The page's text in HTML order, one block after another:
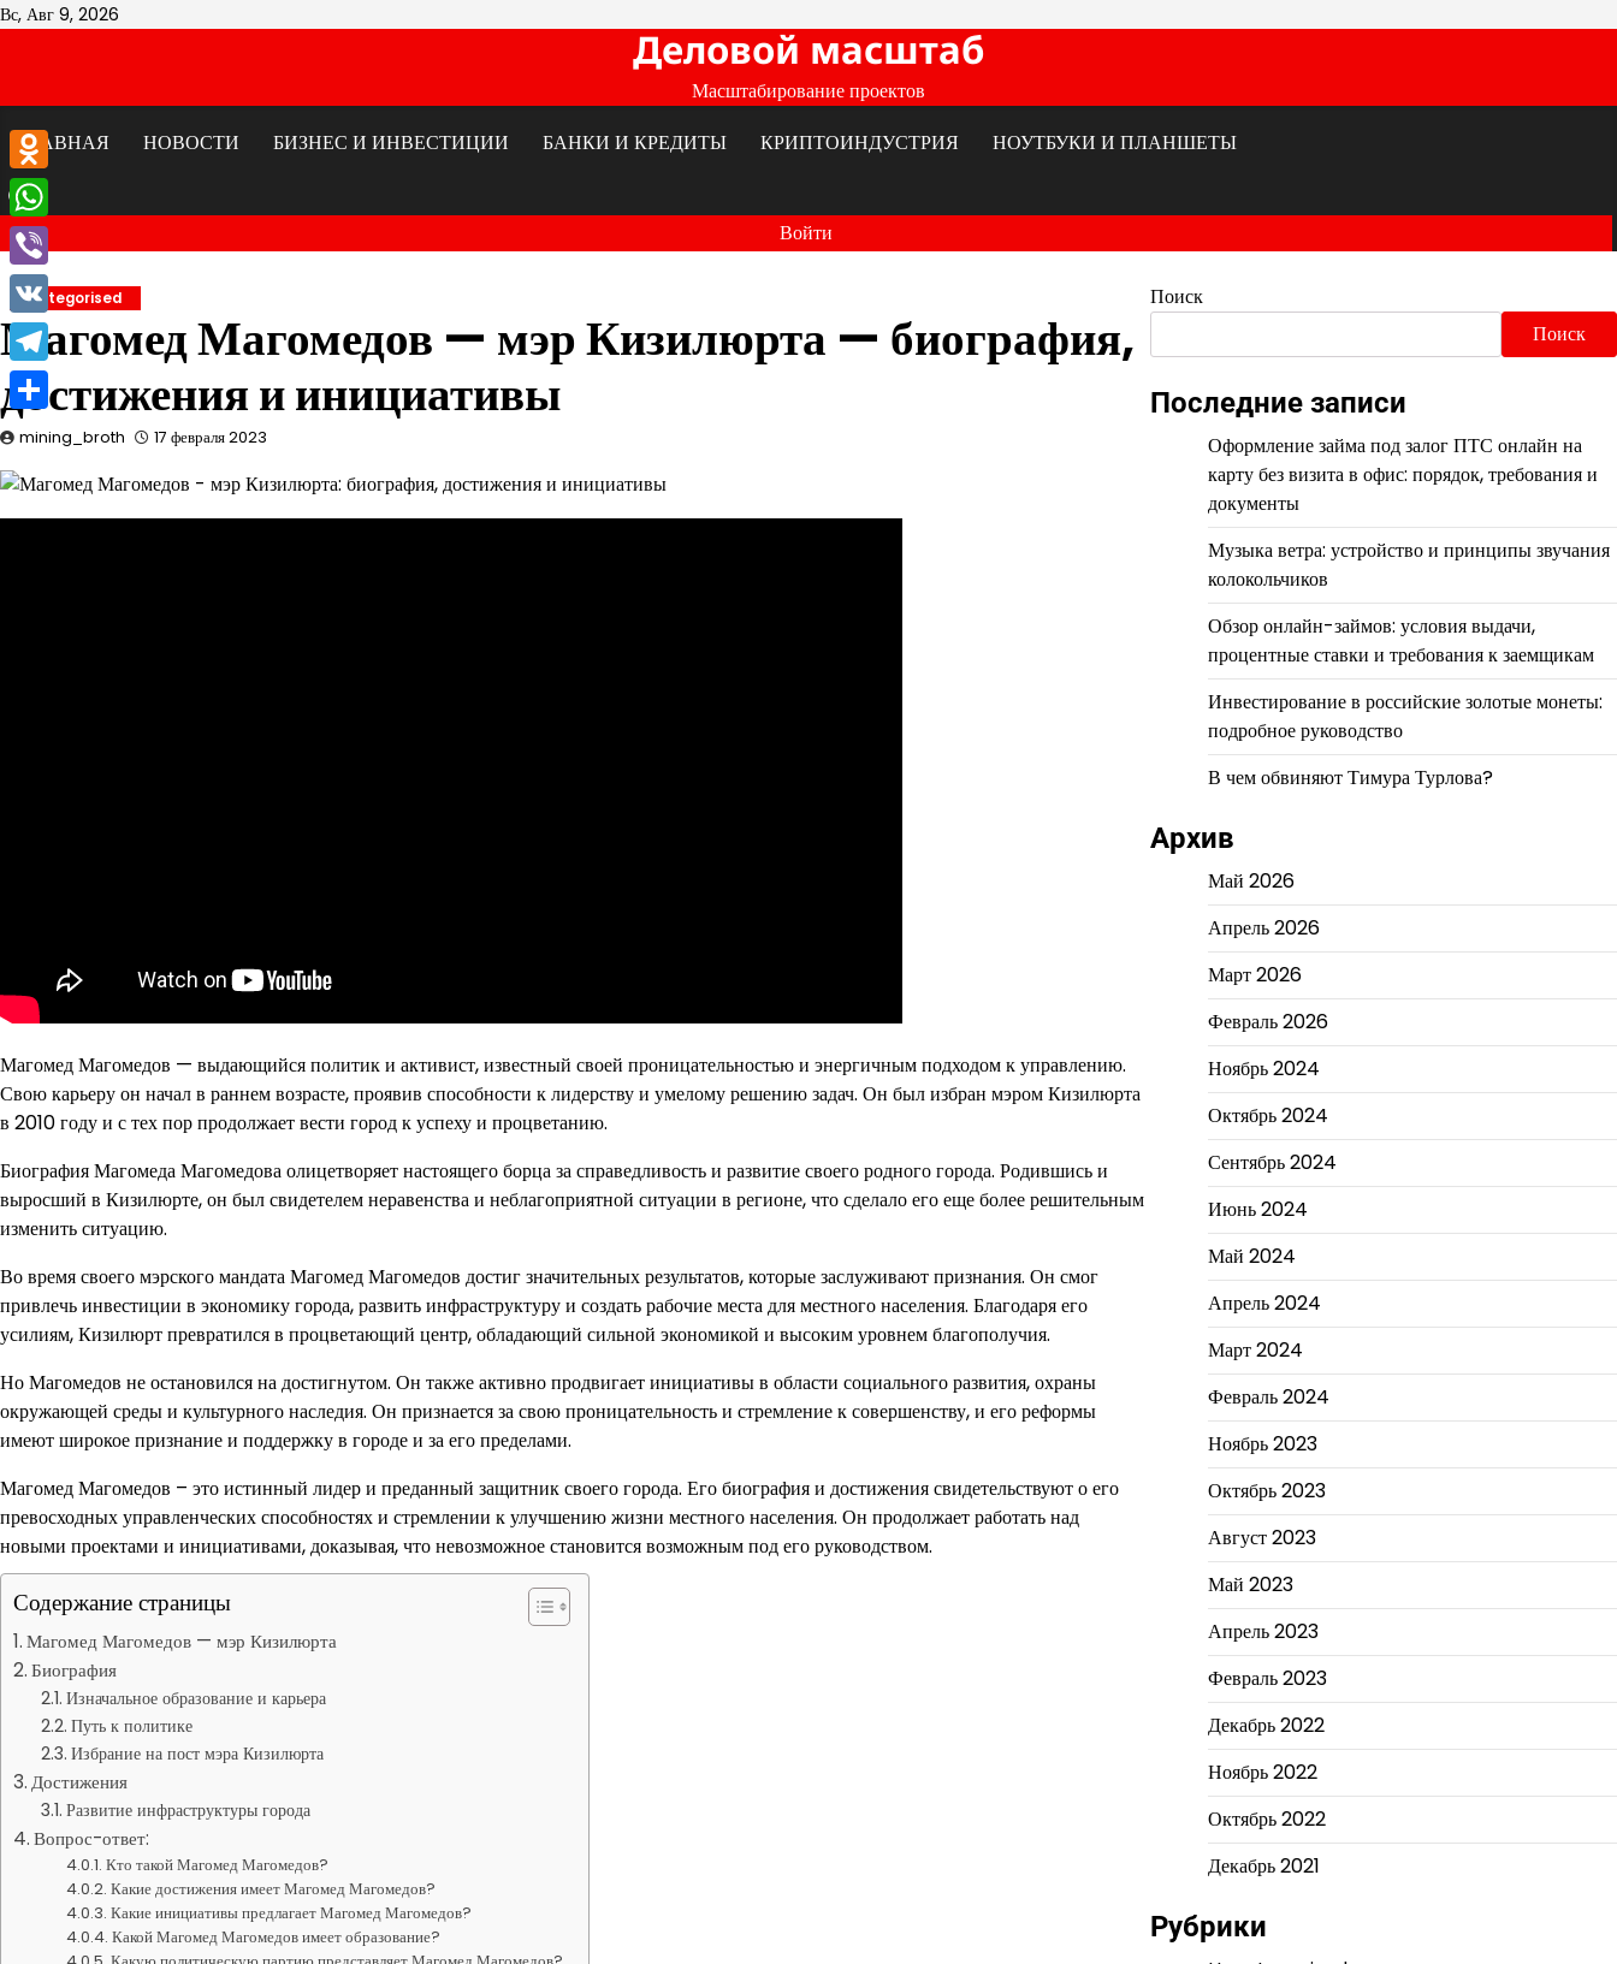
Перейти
Вс, Авг 9, 2026
Деловой масштаб
Масштабирование проектов
ГЛАВНАЯ
НОВОСТИ БИЗНЕС И ИНВЕСТИЦИИ БАНКИ И КРЕДИТЫ КРИПТОИНДУСТРИЯ НОУТБУКИ И ПЛАНШЕТЫ
Войти
Uncategorised
Магомед Магомедов — мэр Кизилюрта — биография,
достижения и инициативы
mining_broth 17 февраля 2023
Магомед Магомедов — выдающийся политик и активист, известный своей проницательностью и энергичным подходом к управлению.
Свою карьеру он начал в раннем возрасте, проявив способности к лидерству и умелому решению задач. Он был избран мэром Кизилюрта
в 2010 году и с тех пор продолжает вести город к успеху и процветанию.
Биография Магомеда Магомедова олицетворяет настоящего борца за справедливость и развитие своего родного города. Родившись и
выросший в Кизилюрте, он был свидетелем неравенства и неблагоприятной ситуации в регионе, что сделало его еще более решительным
изменить ситуацию.
Во время своего мэрского мандата Магомед Магомедов достиг значительных результатов, которые заслуживают признания. Он смог
привлечь инвестиции в экономику города, развить инфраструктуру и создать рабочие места для местного населения. Благодаря его
усилиям, Кизилюрт превратился в процветающий центр, обладающий сильной экономикой и высоким уровнем благополучия.
Но Магомедов не остановился на достигнутом. Он также активно продвигает инициативы в области социального развития, охраны
окружающей среды и культурного наследия. Он признается за свою проницательность и стремление к совершенству, и его реформы
имеют широкое признание и поддержку в городе и за его пределами.
Магомед Магомедов – это истинный лидер и преданный защитник своего города. Его биография и достижения свидетельствуют о его
превосходных управленческих способностях и стремлении к улучшению жизни местного населения. Он продолжает работать над
новыми проектами и инициативами, доказывая, что невозможное становится возможным под его руководством.
Содержание страницы
Магомед Магомедов — мэр Кизилюрта
Биография
Изначальное образование и карьера
Путь к политике
Избрание на пост мэра Кизилюрта
Достижения
Развитие инфраструктуры города
Вопрос-ответ:
Кто такой Магомед Магомедов?
Какие достижения имеет Магомед Магомедов?
Какие инициативы предлагает Магомед Магомедов?
Какой Магомед Магомедов имеет образование?
Поиск
Поиск
Последние записи
Оформление займа под залог ПТС онлайн на
карту без визита в офис: порядок, требования и
документы
Музыка ветра: устройство и принципы звучания
колокольчиков
Обзор онлайн-займов: условия выдачи,
процентные ставки и требования к заемщикам
Инвестирование в российские золотые монеты:
подробное руководство
В чем обвиняют Тимура Турлова?
Архив
Май 2026
Апрель 2026
Март 2026
Февраль 2026
Ноябрь 2024
Октябрь 2024
Сентябрь 2024
Июнь 2024
Май 2024
Апрель 2024
Март 2024
Февраль 2024
Ноябрь 2023
Октябрь 2023
Август 2023
Май 2023
Апрель 2023
Февраль 2023
Декабрь 2022
Ноябрь 2022
Октябрь 2022
Декабрь 2021
Рубрики
Odnoklassniki
WhatsApp
Viber
VK
Telegram
Отправить